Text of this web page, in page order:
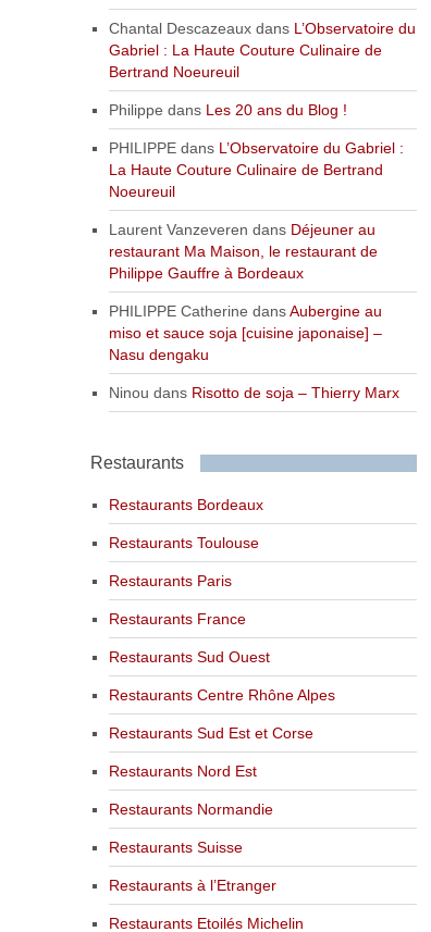
Chantal Descazeauxdans L’Observatoire du
Gabriel : La Haute Couture Culinaire de
Bertrand Noeureuil
Philippe dans Les 20 ans du Blog !
PHILIPPEdans L’Observatoire du Gabriel :
La Haute Couture Culinaire de Bertrand
Noeureuil
Laurent Vanzeveren dans Déjeuner au
restaurant Ma Maison, le restaurant de
Philippe Gauffre à Bordeaux
PHILIPPE Catherine dansAubergine au
miso et sauce soja [cuisine japonaise] –
Nasu dengaku
Ninou dans Risotto de soja – Thierry Marx
Restaurants
Restaurants Bordeaux
Restaurants Toulouse
Restaurants Paris
Restaurants France
Restaurants Sud Ouest
Restaurants Centre Rhône Alpes
Restaurants Sud Est et Corse
Restaurants Nord Est
Restaurants Normandie
Restaurants Suisse
Restaurants à l’Etranger
Restaurants Etoilés Michelin